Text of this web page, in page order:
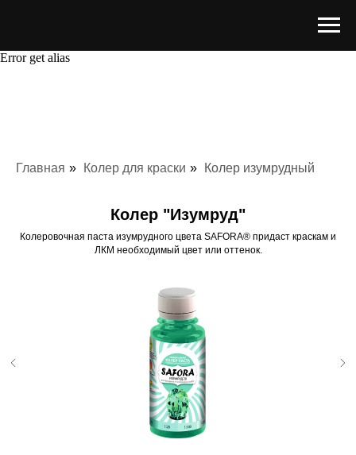
Error get alias
Главная » Колер для краски » Колер изумрудный
Колер "Изумруд"
Колеровочная паста изумрудного цвета SAFORA® придаст краскам и
ЛКМ необходимый цвет или оттенок.